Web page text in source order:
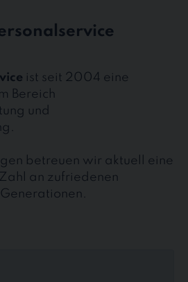
ist seit 2004 eine
Bereich
und
betreuen wir aktuell eine
an zufriedenen